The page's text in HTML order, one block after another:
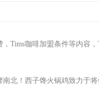
Tims咖啡加盟条件等内容，
北！西子馋火锅鸡致力于